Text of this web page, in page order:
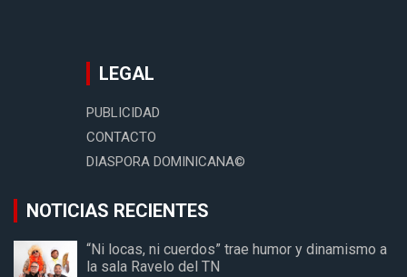
LEGAL
PUBLICIDAD
CONTACTO
DIASPORA DOMINICANA©
NOTICIAS RECIENTES
“Ni locas, ni cuerdos” trae humor y dinamismo a
la sala Ravelo del TN